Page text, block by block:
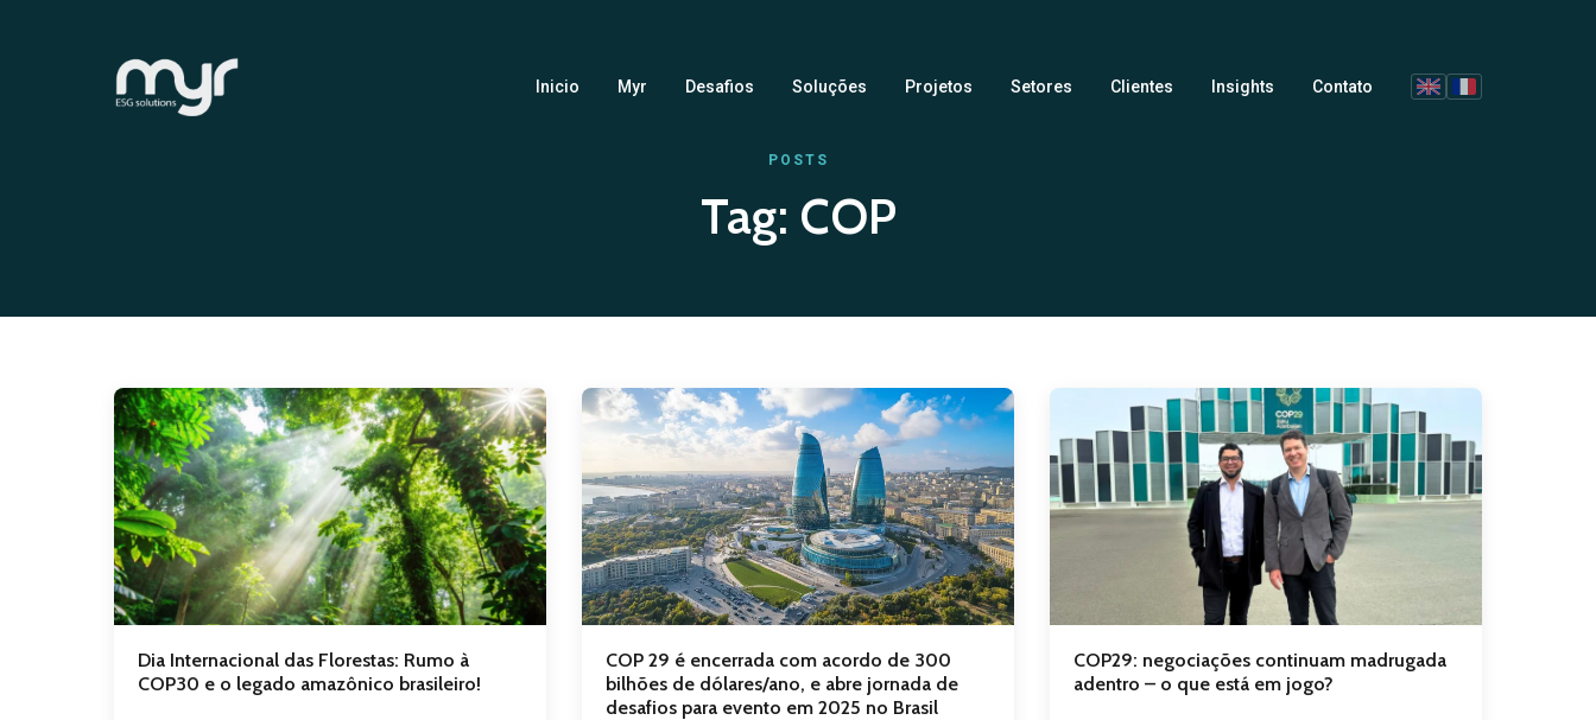
Inicio Myr Desafios Soluções Projetos Setores Clientes Insights Contato
POSTS
Tag: COP
Dia Internacional das Florestas: Rumo à
COP30 e o legado amazônico brasileiro!
COP 29 é encerrada com acordo de 300
bilhões de dólares/ano, e abre jornada de
desafios para evento em 2025 no Brasil
COP29: negociações continuam madrugada
adentro – o que está em jogo?